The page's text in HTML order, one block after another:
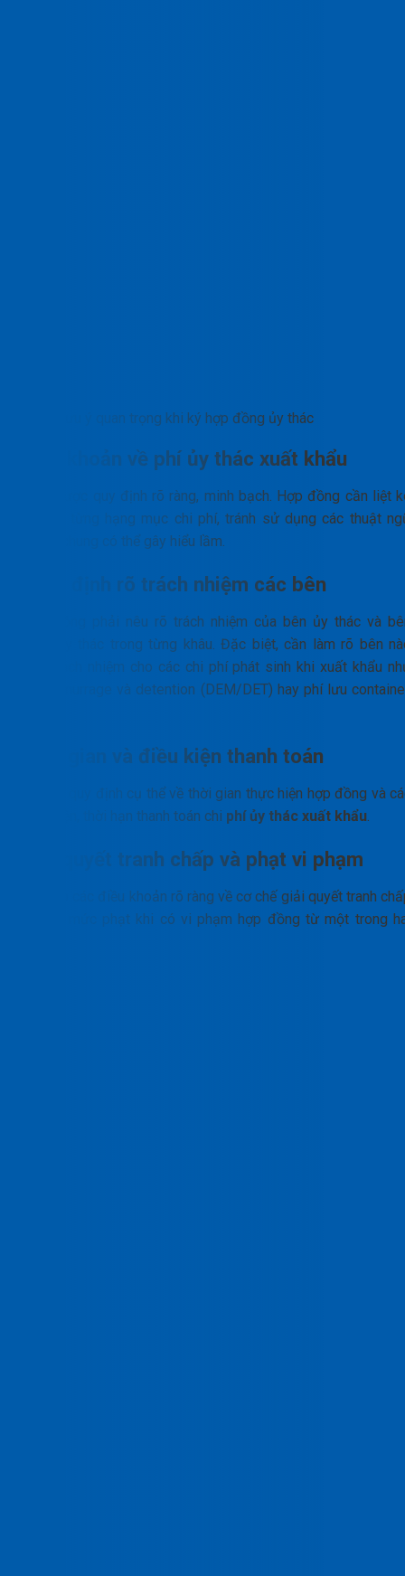
Lưu ý quan trọng khi ký hợp đồng ủy thác
Điều khoản về phí ủy thác xuất khẩu
Phải được quy định rõ ràng, minh bạch. Hợp đồng cần liệt
chi tiết từng hạng mục chi phí, tránh sử dụng các thuật
chung chung có thể gây hiểu lầm.
Phân định rõ trách nhiệm các bên
Hợp đồng phải nêu rõ trách nhiệm của bên ủy thác và
nhận ủy thác trong từng khâu. Đặc biệt, cần làm rõ bên
chịu trách nhiệm cho các chi phí phát sinh khi xuất khẩu
phí demurrage và detention (DEM/DET) hay phí lưu
Thời gian và điều kiện thanh toán
Cần có quy định cụ thể về thời gian thực hiện hợp đồng và
điều kiện, thời hạn thanh toán chi phí ủy thác xuất khẩu.
Giải quyết tranh chấp và phạt vi phạm
Phải có các điều khoản rõ ràng về cơ chế giải quyết tranh
và các mức phạt khi có vi phạm hợp đồng từ một trong